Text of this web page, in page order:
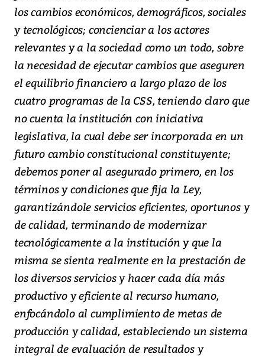
los cambios económicos, demográficos, sociales
y tecnológicos; concienciar a los actores
relevantes y a la sociedad como un todo, sobre
la necesidad de ejecutar cambios que aseguren
el equilibrio financiero a largo plazo de los
cuatro programas de la CSS, teniendo claro que
no cuenta la institución con iniciativa
legislativa, la cual debe ser incorporada en un
futuro cambio constitucional constituyente;
debemos poner al asegurado primero, en los
términos y condiciones que fija la Ley,
garantizándole servicios eficientes, oportunos y
de calidad, terminando de modernizar
tecnológicamente a la institución y que la
misma se sienta realmente en la prestación de
los diversos servicios y hacer cada día más
productivo y eficiente al recurso humano,
enfocándolo al cumplimiento de metas de
producción y calidad, estableciendo un sistema
integral de evaluación de resultados y